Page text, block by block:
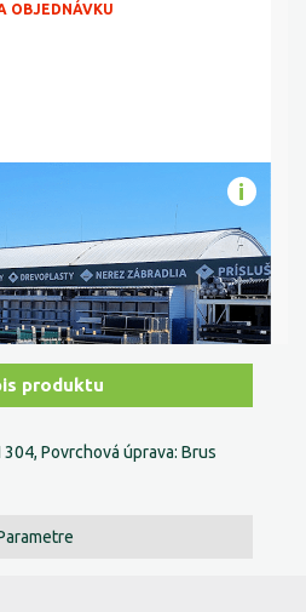
OBJEDNÁVKU
produktu
Povrchová úprava: Brus